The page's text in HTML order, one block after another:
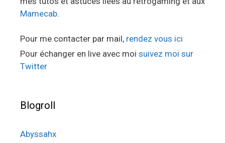
Mamecab.
Pour me contacter par mail, rendez vous ici
Pour échanger en live avec moi suivez moi sur
Twitter
Blogroll
Abyssahx